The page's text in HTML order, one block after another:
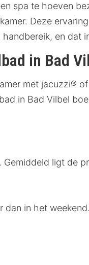
spa te hoeven
Deze
en dat
in Bad
met jacuzzi®
in Bad Vilbel
ligt de
in het